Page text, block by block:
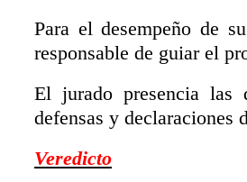
Para el desempeño de
responsable de guiar el
El jurado presencia las
defensas y declaraciones
Veredicto